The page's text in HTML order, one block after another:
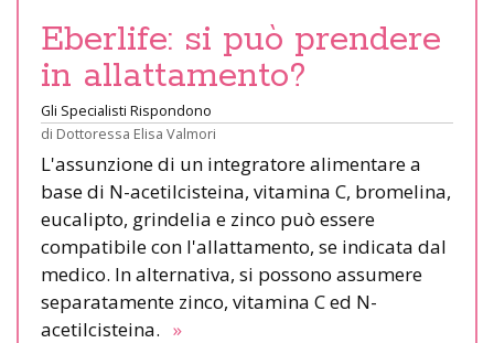
Eberlife: si può prendere
in allattamento?
Gli Specialisti Rispondono
di Dottoressa Elisa Valmori
L'assunzione di un integratore alimentare a
base di N-acetilcisteina, vitamina C, bromelina,
eucalipto, grindelia e zinco può essere
compatibile con l'allattamento, se indicata dal
medico. In alternativa, si possono assumere
separatamente zinco, vitamina C ed N-
acetilcisteina. »